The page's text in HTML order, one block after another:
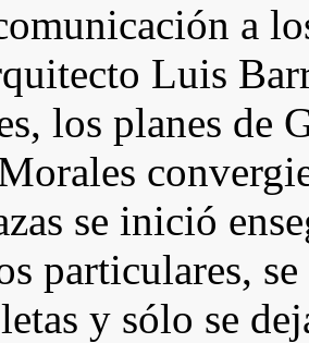
a
Luis
los planes de
se inició
particulares,
y sólo se